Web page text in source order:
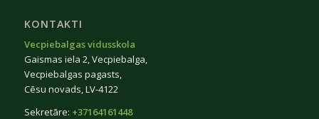
KONTAKTI
Vecpiebalgas vidusskola
Gaismas iela 2, Vecpiebalga,
Vecpiebalgas pagasts,
Cēsu novads, LV-4122
Sekretāre: +37164161448